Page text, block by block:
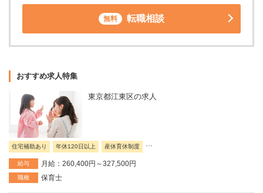
無料 転職相談
おすすめ求人特集
東京都江東区の求人
住宅補助あり 年休120日以上 産休育休制度
給与 月給：260,400円～327,500円
職種 保育士